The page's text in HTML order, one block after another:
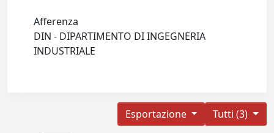
Afferenza
DIN - DIPARTIMENTO DI INGEGNERIA
INDUSTRIALE
Tutti (3)
Esportazione